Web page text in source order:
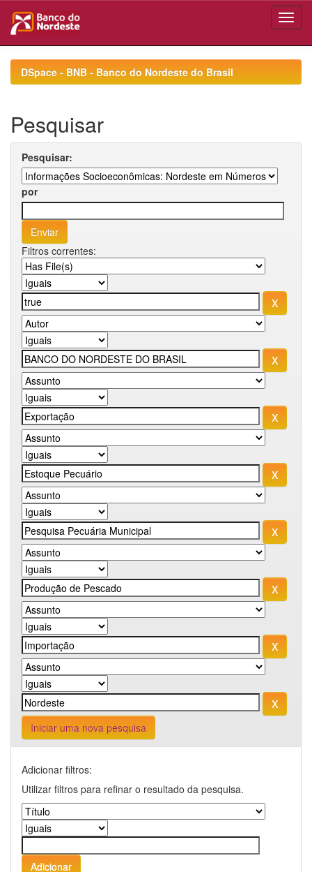
navigationDSpace - BNB - Banco do Nordeste do Brasil
Pesquisar
Pesquisar:
por
Filtros correntes:
Iniciar uma nova pesquisa
Adicionar filtros:
Utilizar filtros para refinar o resultado da pesquisa.